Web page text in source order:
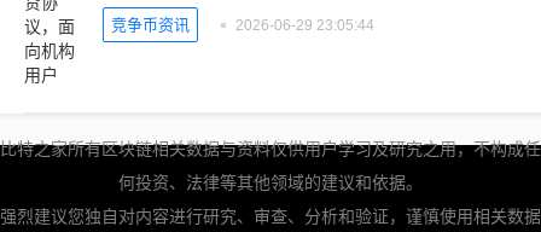
竞争币资讯 2026-06-29 23:05:44
比特之家所有区块链相关数据与资料仅供用户学习及研究之用，不构成任
何投资、法律等其他领域的建议和依据。
强烈建议您独自对内容进行研究、审查、分析和验证，谨慎使用相关数据